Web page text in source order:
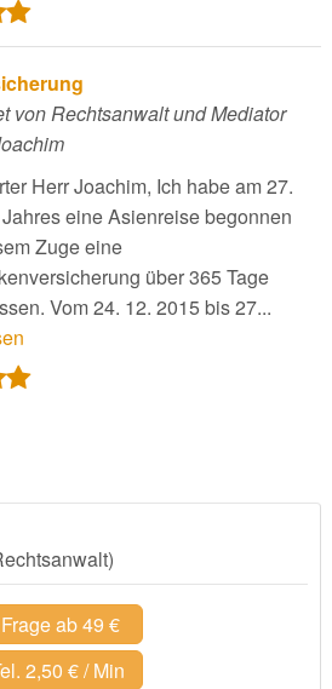
Frage ab 49 €
2,50 € / Min
von Rechtsanwalt und Mediator
Herr Joachim, Ich habe am 27.
eine Asienreise begonnen
Zuge eine
über 365 Tage
Vom 24. 12. 2015 bis 27...